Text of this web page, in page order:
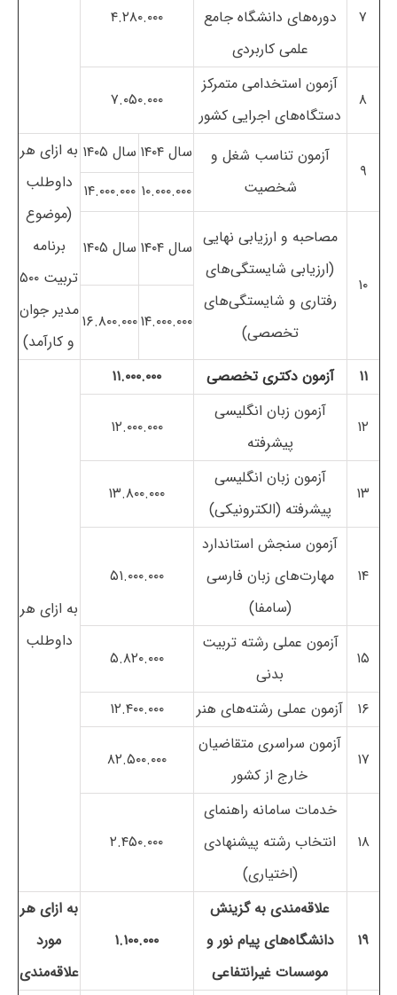
۷
دوره‌های دانشگاه جامع
علمی کاربردی
۴.۲۸۰.۰۰۰
۸
آزمون استخدامی متمرکز
دستگاه‌های اجرایی کشور
۷.۰۵۰.۰۰۰
۹
آزمون تناسب شغل و
شخصیت
سال ۱۴۰۴ سال ۱۴۰۵
به ازای هر
داوطلب
(موضوع
برنامه
تربیت ۵۰۰
مدیر جوان
و کارآمد)
۱۰.۰۰۰.۰۰۰ ۱۴.۰۰۰.۰۰۰
۱۰
مصاحبه و ارزیابی نهایی
(ارزیابی شایستگی‌های
رفتاری و شایستگی‌های
تخصصی)
سال ۱۴۰۴ سال ۱۴۰۵
۱۴.۰۰۰.۰۰۰۱۶.۸۰۰.۰۰۰
۱۱ آزمون دکتری تخصصی ۱۱.۰۰۰.۰۰۰
به ازای هر
داوطلب
۱۲
آزمون زبان انگلیسی
پیشرفته
۱۲.۰۰۰.۰۰۰
۱۳
آزمون زبان انگلیسی
پیشرفته (الکترونیکی)
۱۳.۸۰۰.۰۰۰
۱۴
آزمون سنجش استاندارد
مهارت‌های زبان فارسی
(سامفا)
۵۱.۰۰۰.۰۰۰
۱۵
آزمون عملی رشته تربیت
بدنی
۵.۸۲۰.۰۰۰
۱۶ آزمون عملی رشته‌های هنر ۱۲.۴۰۰.۰۰۰
۱۷
آزمون سراسری متقاضیان
خارج از کشور
۸۲.۵۰۰.۰۰۰
۱۸
خدمات سامانه راهنمای
انتخاب رشته پیشنهادی
(اختیاری)
۲.۴۵۰.۰۰۰
۱۹
علاقه‌مندی به گزینش
دانشگاه‌های پیام نور و
موسسات غیرانتفاعی
۱.۱۰۰.۰۰۰
به ازای هر
مورد
علاقه‌مندی